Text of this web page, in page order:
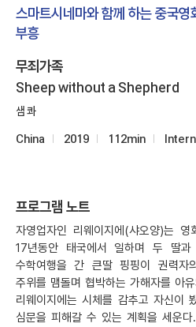
스마트시네마와 함께 하는 중국
부흥
무죄가족
Sheep without a Shepherd
샘 콰
China 2019 112min
프로그램 노트
자영업자인 리웨이지에(샤오양)는
17년동안 태국에서 일하며 두 딸
수학여행을 간 큰딸 핑핑이 권력자
주위를 맴돌며 협박하는 가해자를 아
리웨이지에는 시체를 감추고 자신이
심문을 피해갈 수 있는 계획을 세운다